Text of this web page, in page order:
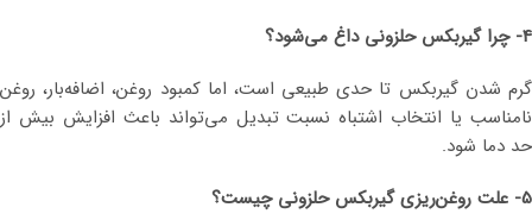
4- چرا گیربکس حلزونی داغ می‌شود؟
گرم شدن گیربکس تا حدی طبیعی است، اما کمبود روغن، اضافه‌بار، روغن
نامناسب یا انتخاب اشتباه نسبت تبدیل می‌تواند باعث افزایش بیش از
حد دما شود.
5- علت روغن‌ریزی گیربکس حلزونی چیست؟